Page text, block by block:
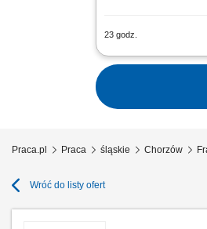
23 godz.
Praca.pl Praca śląskie Chorzów
Wróć do listy ofert